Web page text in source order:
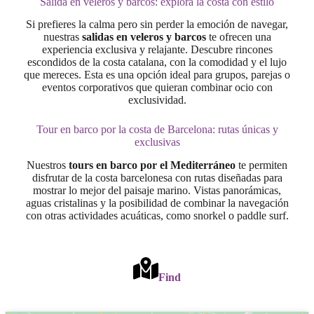
Si prefieres la calma pero sin perder la emoción de navegar,
nuestras salidas en veleros y barcoste ofrecen una
experiencia exclusiva y relajante. Descubre rincones
escondidos de la costa catalana, con la comodidad y el lujo
que mereces. Esta es una opción ideal para grupos, parejas o
eventos corporativos que quieran combinar ocio con
exclusividad.
Tour en barco por la costa de Barcelona: rutas únicas y
exclusivas
Nuestros tours en barco por el Mediterráneo te permiten
disfrutar de la costa barcelonesa con rutas diseñadas para
mostrar lo mejor del paisaje marino. Vistas panorámicas,
aguas cristalinas y la posibilidad de combinar la navegación
con otras actividades acuáticas, como snorkel o paddle surf.
Find